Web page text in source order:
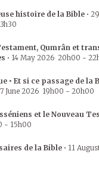
histoire de la Bible •
Qumrân et
• 14 May 2026 20h00 -
• Et si ce passage de la
7 June 2026 19h00 - 20h00
et le Nouveau
- 15h00
de la Bible • 11